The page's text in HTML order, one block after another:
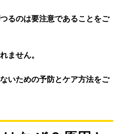
るのは要注意であることをご
ません。
いための予防とケア方法をご